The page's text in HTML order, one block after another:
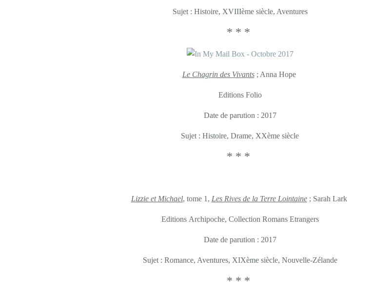
Sujet : Histoire, XVIIIème siècle, Aventures
* * *
Le Chagrin des Vivants; Anna Hope
Editions Folio
Date de parution : 2017
Sujet : Histoire, Drame, XXème siècle
* * *
Lizzie et Michael, tome 1, Les Rives de la Terre Lointaine; Sarah Lark
Editions Archipoche, Collection Romans Etrangers
Date de parution : 2017
Sujet : Romance, Aventures, XIXème siècle, Nouvelle-Zélande
* * *